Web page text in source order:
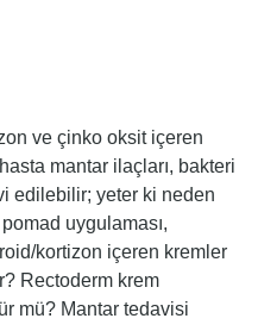
ve çinko oksit içeren
mantar ilaçları, bakteri
edilebilir; yeter ki neden
uygulaması,
kortizon içeren kremler
Rectoderm krem
mü? Mantar tedavisi